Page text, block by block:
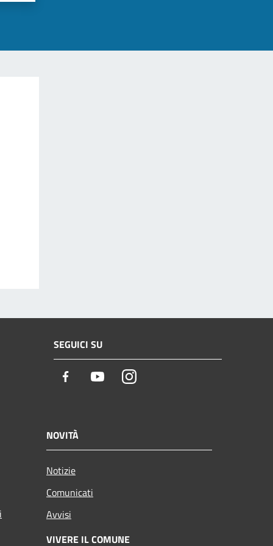
SEGUICI SU
Facebook YoutubeInstagram
NOVITÀ
Notizie
Comunicati
Avvisi
VIVERE IL COMUNE